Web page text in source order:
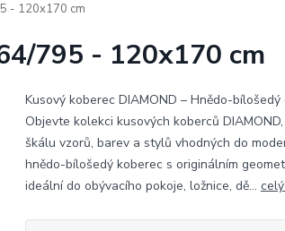
- 120x170 cm
795 - 120x170 cm
Kusový koberec DIAMOND – Hnědo-
Objevte kolekci kusových koberců
škálu vzorů, barev a stylů vhodných do
hnědo-bílošedý koberec s originálním
ideální do obývacího pokoje, ložnice, dě...